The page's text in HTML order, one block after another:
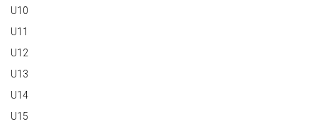
U10
U11
U12
U13
U14
U15